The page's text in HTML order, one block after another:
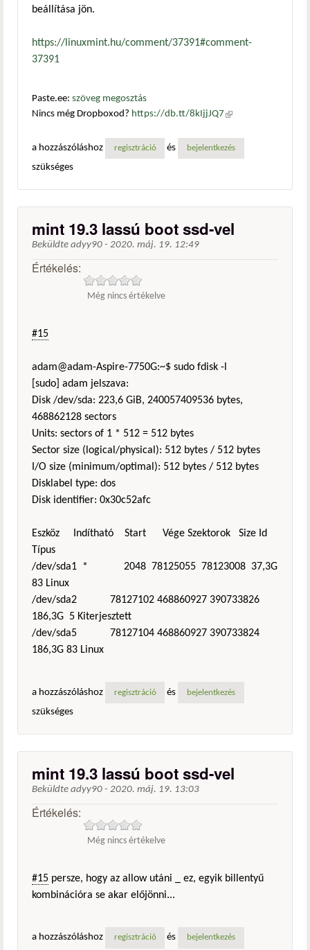
beállítása jön.
https://linuxmint.hu/comment/37391#comment-
37391
Paste.ee: szöveg megosztás
Nincs még Dropboxod? https://db.tt/8kIjjJQ7 (külső
a hozzászóláshoz
regisztráció és bejelentkezés
szükséges
mint 19.3 lassú boot ssd-vel
Beküldte adyy90 - 2020. máj. 19. 12:49
Értékelés:
Még nincs értékelve
#15
adam@adam-Aspire-7750G:~$ sudo fdisk -l
[sudo] adam jelszava:
Disk /dev/sda: 223,6 GiB, 240057409536 bytes,
468862128 sectors
Units: sectors of 1 * 512 = 512 bytes
Sector size (logical/physical): 512 bytes / 512 bytes
I/O size (minimum/optimal): 512 bytes / 512 bytes
Disklabel type: dos
Disk identifier: 0x30c52afc
Eszköz Indítható Start Vége Szektorok Size Id
Típus
/dev/sda1 * 2048 78125055 78123008 37,3G
83 Linux
/dev/sda2 78127102 468860927 390733826
186,3G 5 Kiterjesztett
/dev/sda5 78127104 468860927 390733824
186,3G 83 Linux
a hozzászóláshoz regisztráció és bejelentkezés
szükséges
mint 19.3 lassú boot ssd-vel
Beküldte adyy90 - 2020. máj. 19. 13:03
Értékelés:
Még nincs értékelve
#15 persze, hogy az allow utáni _ ez, egyik billentyű
kombinációra se akar előjönni...
a hozzászóláshoz regisztráció és bejelentkezés